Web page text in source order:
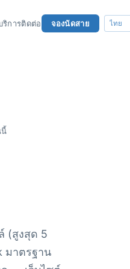
ริการติดต่อ จองนัดสาย
นี้
(สูงสุด 5
มาตรฐาน